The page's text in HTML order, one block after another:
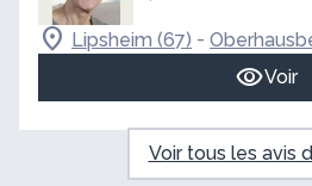
Lipsheim (67) -
Voir
Voir tous les avis